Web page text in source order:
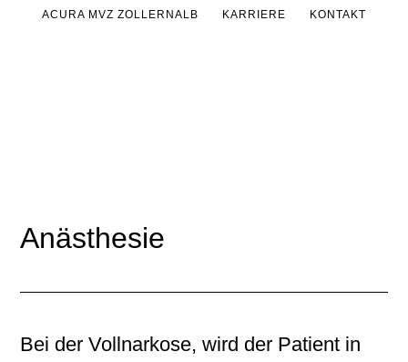
ACURA MVZ ZOLLERNALB KARRIERE KONTAKT
Anästhesie
Bei der Vollnarkose, wird der Patient in